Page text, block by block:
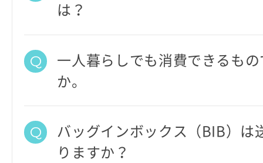
は？
一人暮らしでも消費できるも
か。
バッグインボックス（BIB）は
りますか？